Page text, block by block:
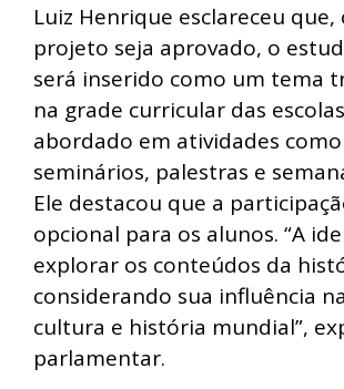
Luiz Henrique esclareceu que,
projeto seja aprovado, o
será inserido como um tema
na grade curricular das
abordado em atividades
seminários, palestras e
Ele destacou que a
opcional para os alunos. “A
explorar os conteúdos da
considerando sua influência
cultura e história mundial”,
parlamentar.